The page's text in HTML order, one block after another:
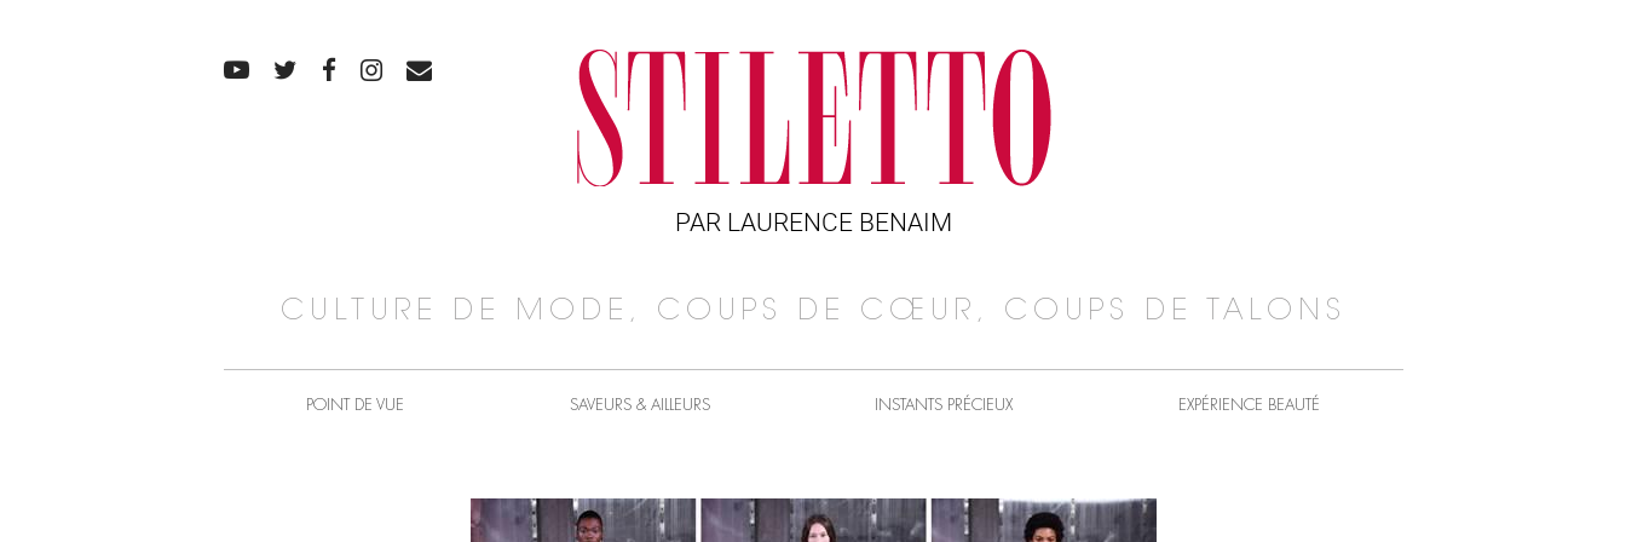
PAR LAURENCE BENAIM
CULTURE DE MODE, COUPS DE CŒUR, COUPS DE TALONS
POINT DE VUE SAVEURS & AILLEURS INSTANTS PRÉCIEUX EXPÉRIENCE BEAUTÉ